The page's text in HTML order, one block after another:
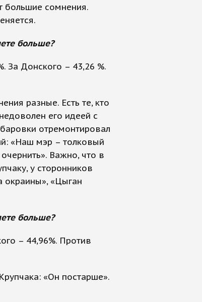
большие сомнения.
больше?
За Донского – 43,26 %.
разные. Есть те, кто
его идеей с
отремонтировал
«Наш мэр – толковый
Важно, что в
у сторонников
окраины», «Цыган
больше?
– 44,96%. Против
«Он постарше».